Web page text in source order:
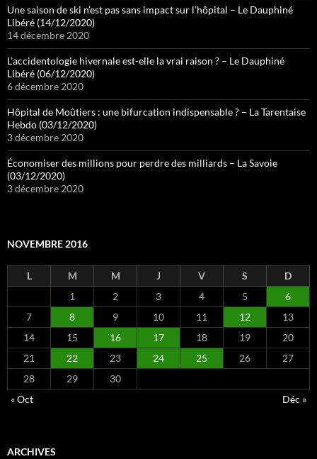
Une saison de ski n’est pas sans impact sur l’hôpital – Le Dauphiné
Libéré (14/12/2020)
14 décembre 2020
L’accidentologie hivernale est-elle la vrai raison ? – Le Dauphiné
Libéré (06/12/2020)
6 décembre 2020
Hôpital de Moûtiers : une bifurcation indispensable ? – La Tarentaise
Hebdo (03/12/2020)
3 décembre 2020
Économiser des millions pour perdre des milliards – La Savoie
(03/12/2020)
3 décembre 2020
NOVEMBRE 2016
L M M J V S
D
1
2 3 4 5
6
7
8 9 10 11 12
13
14
15 16 17 18 19
20
21
22 23 24 25 26
27
28
29
30
« Oct
Déc »
ARCHIVES